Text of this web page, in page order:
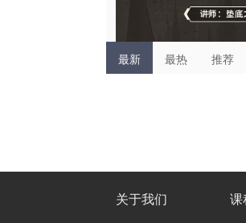
最新 最热 推荐
关于我们 课